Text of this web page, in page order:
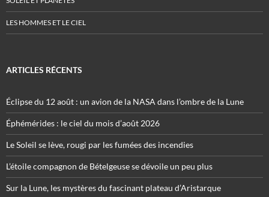
LES HOMMES ET LE CIEL
ARTICLES RÉCENTS
Éclipse du 12 août : un avion de la NASA dans l’ombre de la Lune
Éphémérides : le ciel du mois d’août 2026
Le Soleil se lève, rougi par les fumées des incendies
L’étoile compagnon de Bételgeuse se dévoile un peu plus
Sur la Lune, les mystères du fascinant plateau d’Aristarque